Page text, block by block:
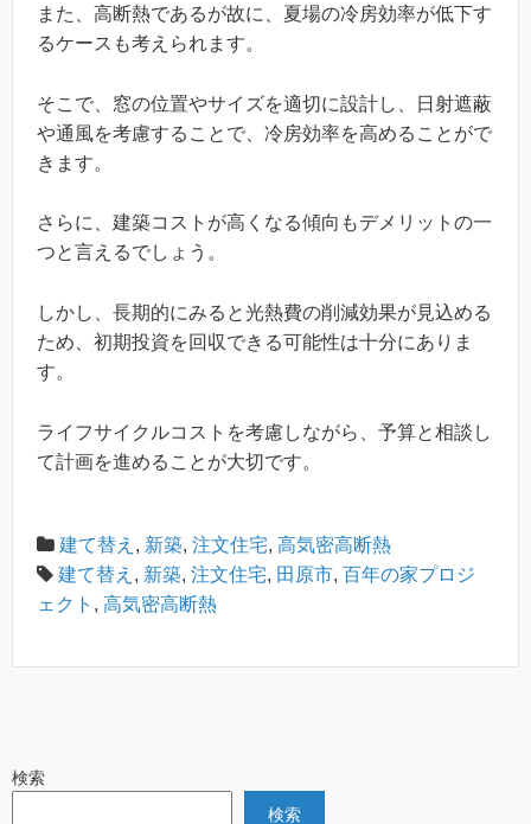
また、高断熱であるが故に、夏場の冷房効率が低下す
るケースも考えられます。
そこで、窓の位置やサイズを適切に設計し、日射遮蔽
や通風を考慮することで、冷房効率を高めることがで
きます。
さらに、建築コストが高くなる傾向もデメリットの一
つと言えるでしょう。
しかし、長期的にみると光熱費の削減効果が見込める
ため、初期投資を回収できる可能性は十分にありま
す。
ライフサイクルコストを考慮しながら、予算と相談し
て計画を進めることが大切です。
建て替え , 新築, 注文住宅, 高気密高断熱
建て替え , 新築, 注文住宅, 田原市, 百年の家プロジ
ェクト , 高気密高断熱
検索
検索